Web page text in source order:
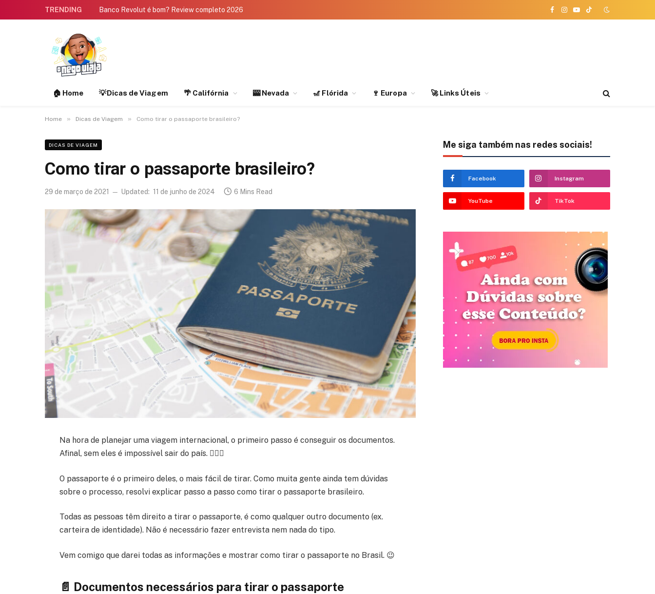
TRENDING Banco Revolut é bom? Review completo 2026
Facebook
Instagram
YouTubeTikTok
🏠 Home 💡Dicas de Viagem 🌴 Califórnia 🎰 Nevada 🎢 Flórida 🍷 Europa 🚀 Links Úteis
Home » Dicas de Viagem » Como tirar o passaporte brasileiro?
DICAS DE VIAGEM
Como tirar o passaporte brasileiro?
29 de março de 2021 Updated: 11 de junho de 2024 6 Mins Read
Na hora de planejar uma viagem internacional, o primeiro passo é conseguir os documentos.
Afinal, sem eles é impossível sair do país. 🤷🏾‍♂️
O passaporte é o primeiro deles, o mais fácil de tirar. Como muita gente ainda tem dúvidas
sobre o processo, resolvi explicar passo a passo como tirar o passaporte brasileiro.
Todas as pessoas têm direito a tirar o passaporte, é como qualquer outro documento (ex.
carteira de identidade). Não é necessário fazer entrevista nem nada do tipo.
Vem comigo que darei todas as informações e mostrar como tirar o passaporte no Brasil. 😉
📄 Documentos necessários para tirar o passaporte
Me siga também nas redes sociais!
Facebook Instagram
YouTube TikTok